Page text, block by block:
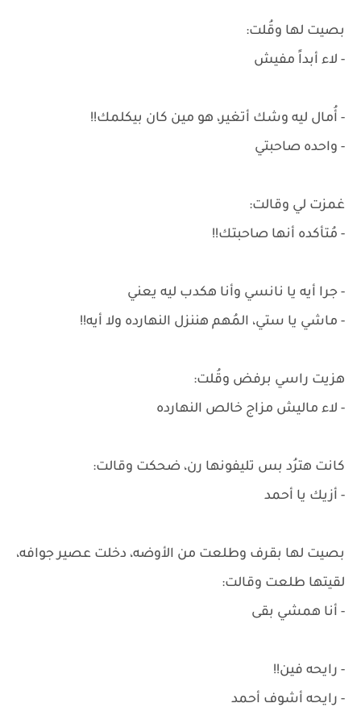
بصيت لها وقُلت:
- لاء أبداً مفيش
- أُمال ليه وشك أتغير، هو مين كان بيكلمك!!
- واحده صاحبتي
غمزت لي وقالت:
- مُتأكده أنها صاحبتك!!
- جرا أيه يا نانسي وأنا هكدب ليه يعني
- ماشي يا ستي، المُهم هننزل النهارده ولا أيه!!
هزيت راسي برفض وقُلت:
- لاء ماليش مزاج خالص النهارده
كانت هترُد بس تليفونها رن، ضحكت وقالت:
- أزيك يا أحمد
بصيت لها بقرف وطلعت من الأوضه، دخلت عصير جوافه،
لقيتها طلعت وقالت:
- أنا همشي بقى
- رايحه فين!!
- رايحه أشوف أحمد